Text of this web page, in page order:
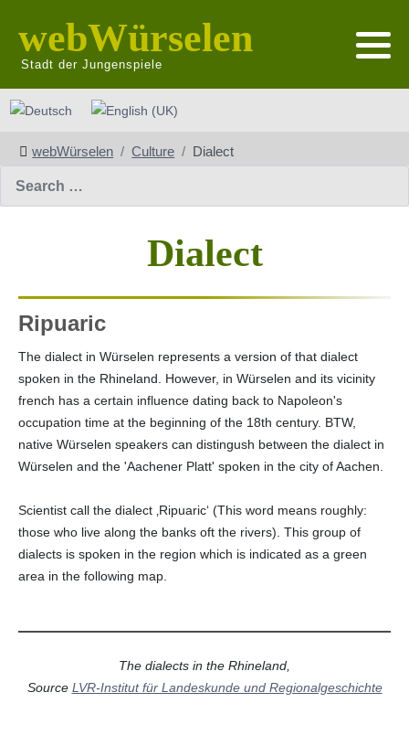
webWürselen
Stadt der Jungenspiele
Select your language
webWürselen Culture Dialect
Dialect
Ripuaric
The dialect in Würselen represents a version of that dialect
spoken in the Rhineland. However, in Würselen and its vicinity
french has a certain influence dating back to Napoleon's
occupation time at the beginning of the 18th century. BTW,
native Würselen speakers can distingush between the dialect in
Würselen and the 'Aachener Platt' spoken in the city of Aachen.
Scientist call the dialect ‚Ripuaric‘ (This word means roughly:
those who live along the banks oft the rivers). This group of
dialects is spoken in the region which is indicated as a green
area in the following map.
The dialects in the Rhineland,
Source LVR-Institut für Landeskunde und Regionalgeschichte